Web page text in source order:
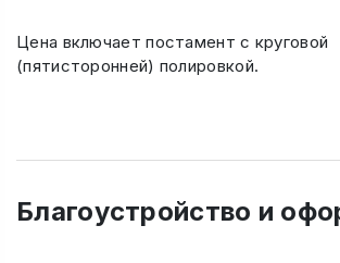
Цена включает постамент с круговой
(пятисторонней) полировкой.
Благоустройство и